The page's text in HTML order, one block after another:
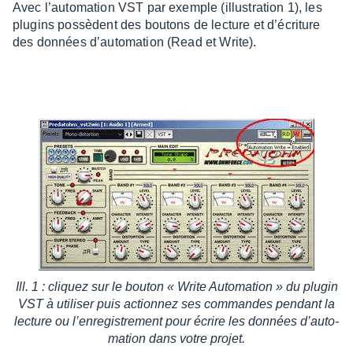
Avec l’au­to­ma­tion VST par exemple (illus­tra­tion 1), les
plugins possèdent des boutons de lecture et d’écri­ture
des données d’au­to­ma­tion (Read et Write).
Ill. 1 : cliquez sur le bouton « Write Auto­ma­tion » du plugin
VST à utili­ser puis action­nez ses commandes pendant la
lecture ou l’en­re­gis­tre­ment pour écrire les données d’au­to­
ma­tion dans votre projet.